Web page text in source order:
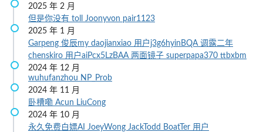
2025 年 2 月
但是你没有 toll Joonyvon pair1123
2025 年 1 月
Garpeng 俊辰my daojianxiao 用户j3g6hyinBQA 调露二年
chenskiro 用户aiPcx5LzBAA 两面镜子 superpapa370 ttbxbm
2024 年 12 月
wuhufanzhou NP_Prob
2024 年 11 月
卧槽嘞 Acun LiuCong
2024 年 10 月
永久免费白嫖AI
JoeyWong JackTodd BoatTer 用户